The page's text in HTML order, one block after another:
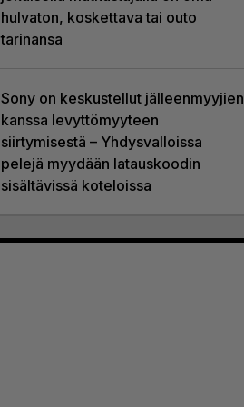
hulvaton, koskettava tai outo
tarinansa
Sony on keskustellut jälleenmyyjien
kanssa levyttömyyteen
siirtymisestä – Yhdysvalloissa
pelejä myydään latauskoodin
sisältävissä koteloissa